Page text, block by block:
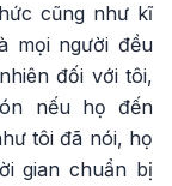
cũng như kĩ
mọi người đều
đối với tôi,
nếu họ đến
tôi đã nói, họ
gian chuẩn bị